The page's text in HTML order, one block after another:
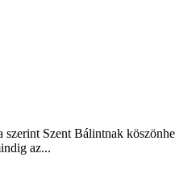
Szent Bálintnak
az...